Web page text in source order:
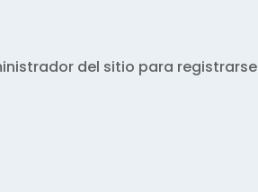
del sitio para registrarse